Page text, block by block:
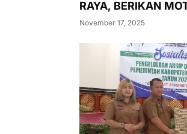
RAYA, BERIKAN
LUNCURKAN PASAR
PEMERIKSAAN
November 17, 2025